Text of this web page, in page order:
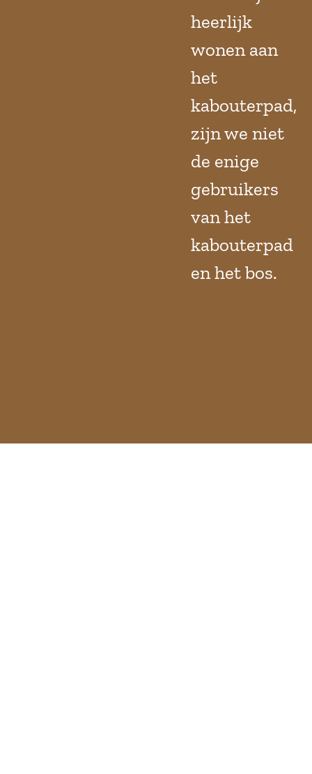
heerlijk
wonen aan
het
kabouterpad,
zijn we niet
de enige
gebruikers
van het
kabouterpad
en het bos.